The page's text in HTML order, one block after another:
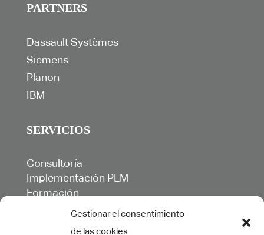
Gestionar el consentimiento
de las cookies
PARTNERS
Dassault Systèmes
Siemens
Planon
IBM
SERVICIOS
Consultoría
Implementación PLM
Formación